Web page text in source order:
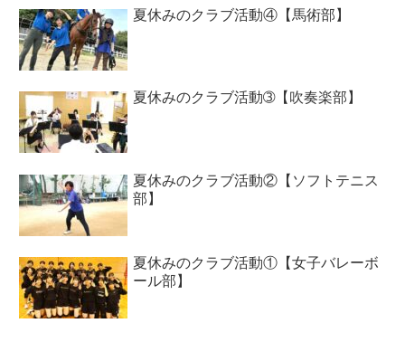
夏休みのクラブ活動④【馬術部】
夏休みのクラブ活動➂【吹奏楽部】
夏休みのクラブ活動②【ソフトテニス
部】
夏休みのクラブ活動①【女子バレーボ
ール部】